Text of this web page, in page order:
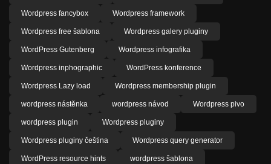
Wordpress fancybox Wordpress framework
Wordpress free šablona Wordpress galery pluginy
WordPress Gutenberg Wordpress infografika
Wordpress inphographic WordPress konference
Wordpress Lazy load Wordpress membership plugin
wordpress nástěnka wordpress návod Wordpress pivo
wordpress plugin Wordpress pluginy
Wordpress pluginy čeština Wordpress query generator
WordPress resource hints wordpress šablona